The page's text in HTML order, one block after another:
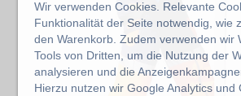
Wir verwenden Cookies. Relevante
Funktionalität der Seite notwendig, wie
den Warenkorb. Zudem verwenden wir
Tools von Dritten, um die Nutzung der
analysieren und die
Hierzu nutzen wir Google Analytics und